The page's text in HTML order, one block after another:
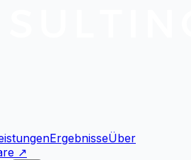
ErgebnisseÜber
↗